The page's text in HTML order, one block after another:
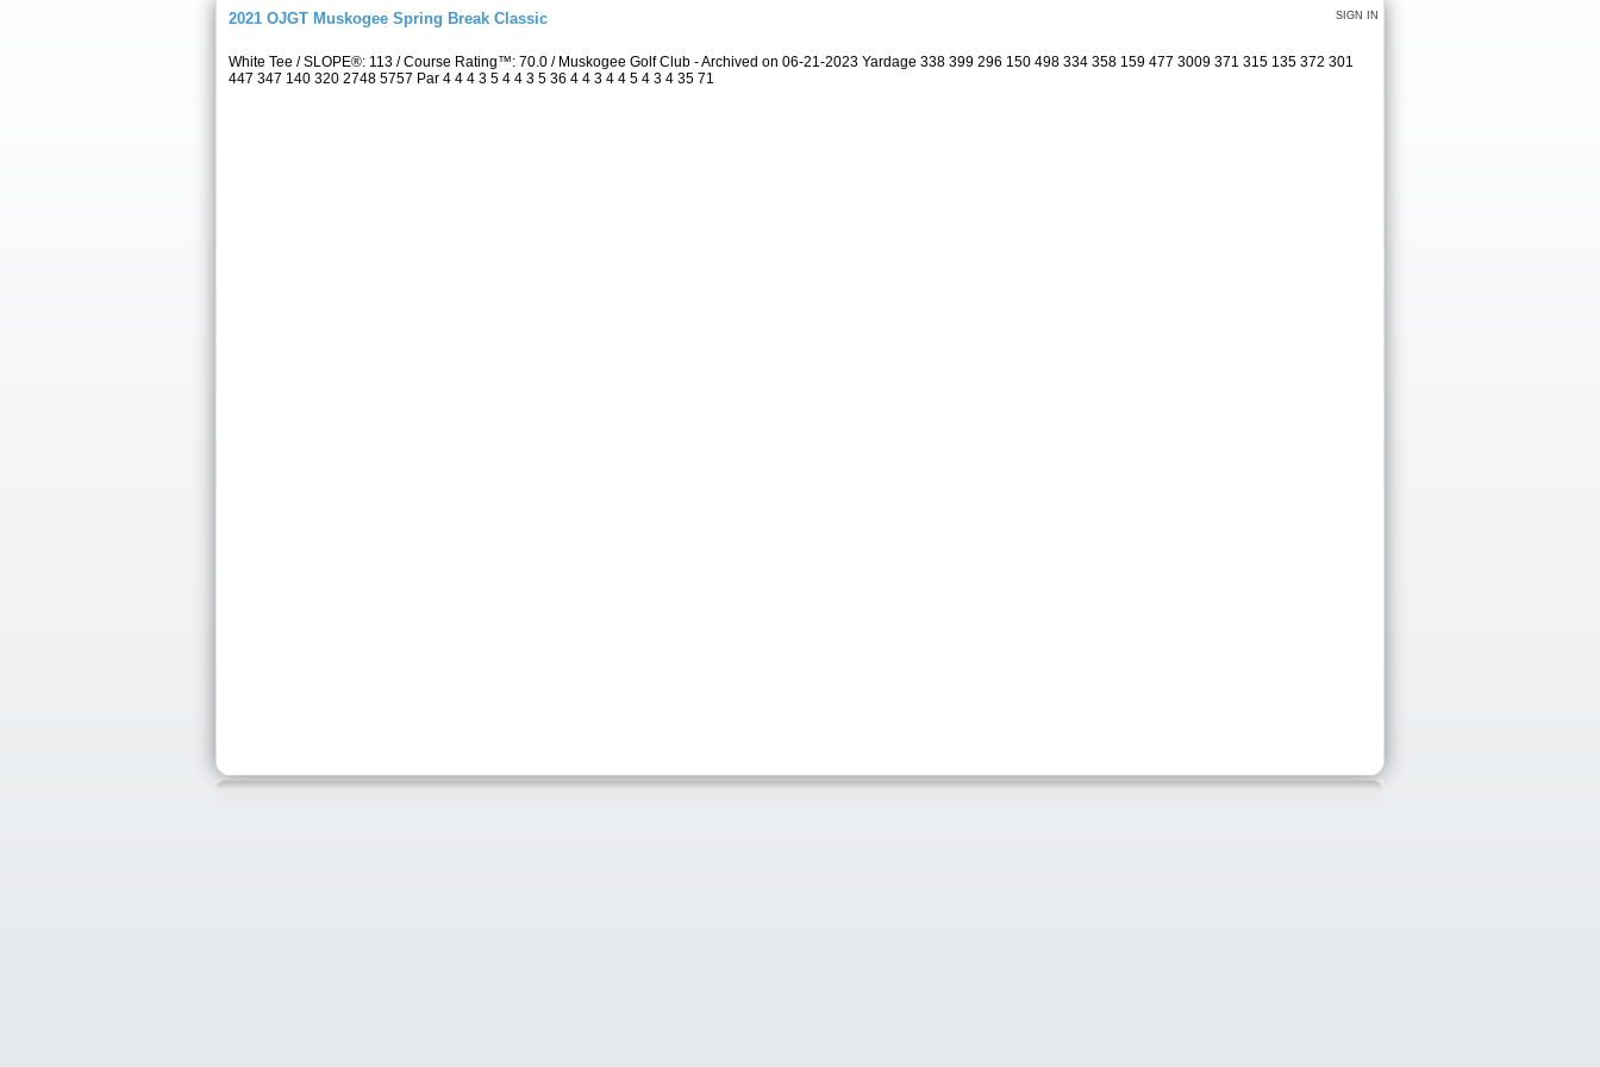
SIGN IN
2021 OJGT Muskogee Spring Break Classic
White Tee / SLOPE®: 113 / Course Rating™: 70.0 / Muskogee Golf Club - Archived on 06-21-2023 Yardage 338 399 296 150 498 334 358 159 477 3009 371 315 135 372 301
447 347 140 320 2748 5757 Par 4 4 4 3 5 4 4 3 5 36 4 4 3 4 4 5 4 3 4 35 71